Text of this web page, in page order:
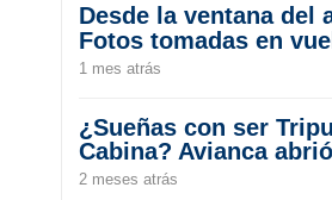
Desde la ventana del
Fotos tomadas en
1 mes atrás
¿Sueñas con ser
Cabina? Avianca
2 meses atrás